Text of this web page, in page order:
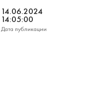
14.06.2024
14:05:00
Дата публикации